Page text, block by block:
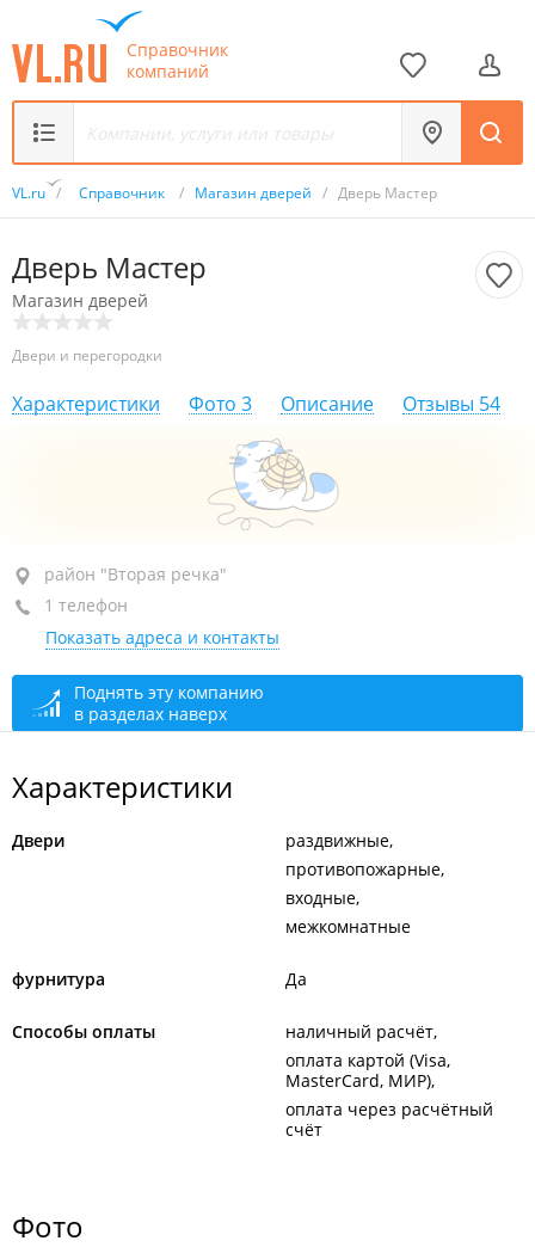
Справочник
компаний
VL.ru / Справочник / Магазин дверей / Дверь Мастер
Дверь Мастер
Магазин дверей
Двери и перегородки
Характеристики Фото 3 Описание Отзывы 54
район "Вторая речка", ул. Русская, 87Г
ТЦ "Кит"
+7 994 002-44-44
закрыто, откроется в 10:00
район "Вторая речка"
1 телефон
Показать адреса и контакты
Поднять эту компанию
в разделах наверх
Характеристики
Двери
раздвижные
противопожарные
входные
межкомнатные
фурнитура Да
Способы оплаты
наличный расчёт
оплата картой (Visa,
MasterCard, МИР)
оплата через расчётный
счёт
Фото